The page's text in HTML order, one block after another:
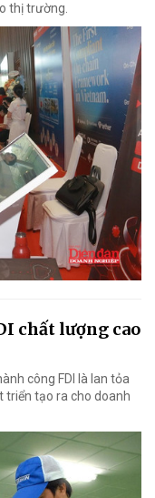
thị trường.
chất lượng cao
công FDI là lan tỏa
triển tạo ra cho doanh